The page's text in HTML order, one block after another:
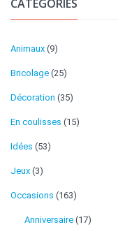
CATÉGORIES
Animaux (9)
Bricolage (25)
Décoration (35)
En coulisses (15)
Idées (53)
Jeux (3)
Occasions (163)
Anniversaire (17)